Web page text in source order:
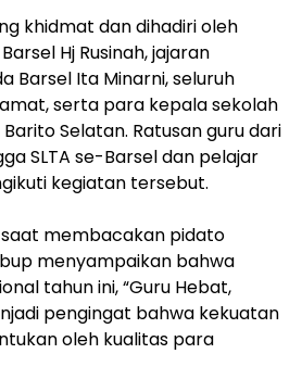
khidmat dan dihadiri oleh
Hj Rusinah, jajaran
Barsel Ita Minarni, seluruh
serta para kepala sekolah
Selatan. Ratusan guru dari
SLTA se-Barsel dan pelajar
kegiatan tersebut.
membacakan pidato
menyampaikan bahwa
tahun ini, “Guru Hebat,
pengingat bahwa kekuatan
oleh kualitas para